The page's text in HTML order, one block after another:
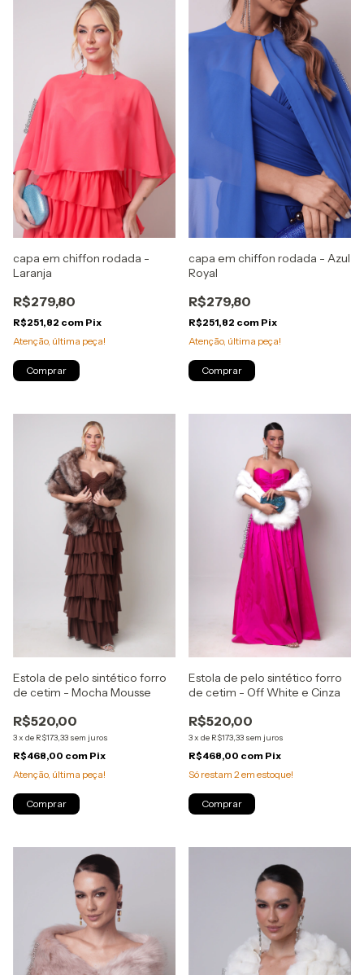
capa em chiffon rodada -
Laranja
R$279,80
R$251,82 com Pix
Atenção, última peça!
Comprar
capa em chiffon rodada - Azul
Royal
R$279,80
R$251,82 com Pix
Atenção, última peça!
Comprar
Estola de pelo sintético forro
de cetim - Mocha Mousse
R$520,00
3x de R$173,33 sem juros
R$468,00 com Pix
Atenção, última peça!
Comprar
Estola de pelo sintético forro
de cetim - Off White e Cinza
R$520,00
3x de R$173,33 sem juros
R$468,00 com Pix
Só restam 2em estoque!
Comprar